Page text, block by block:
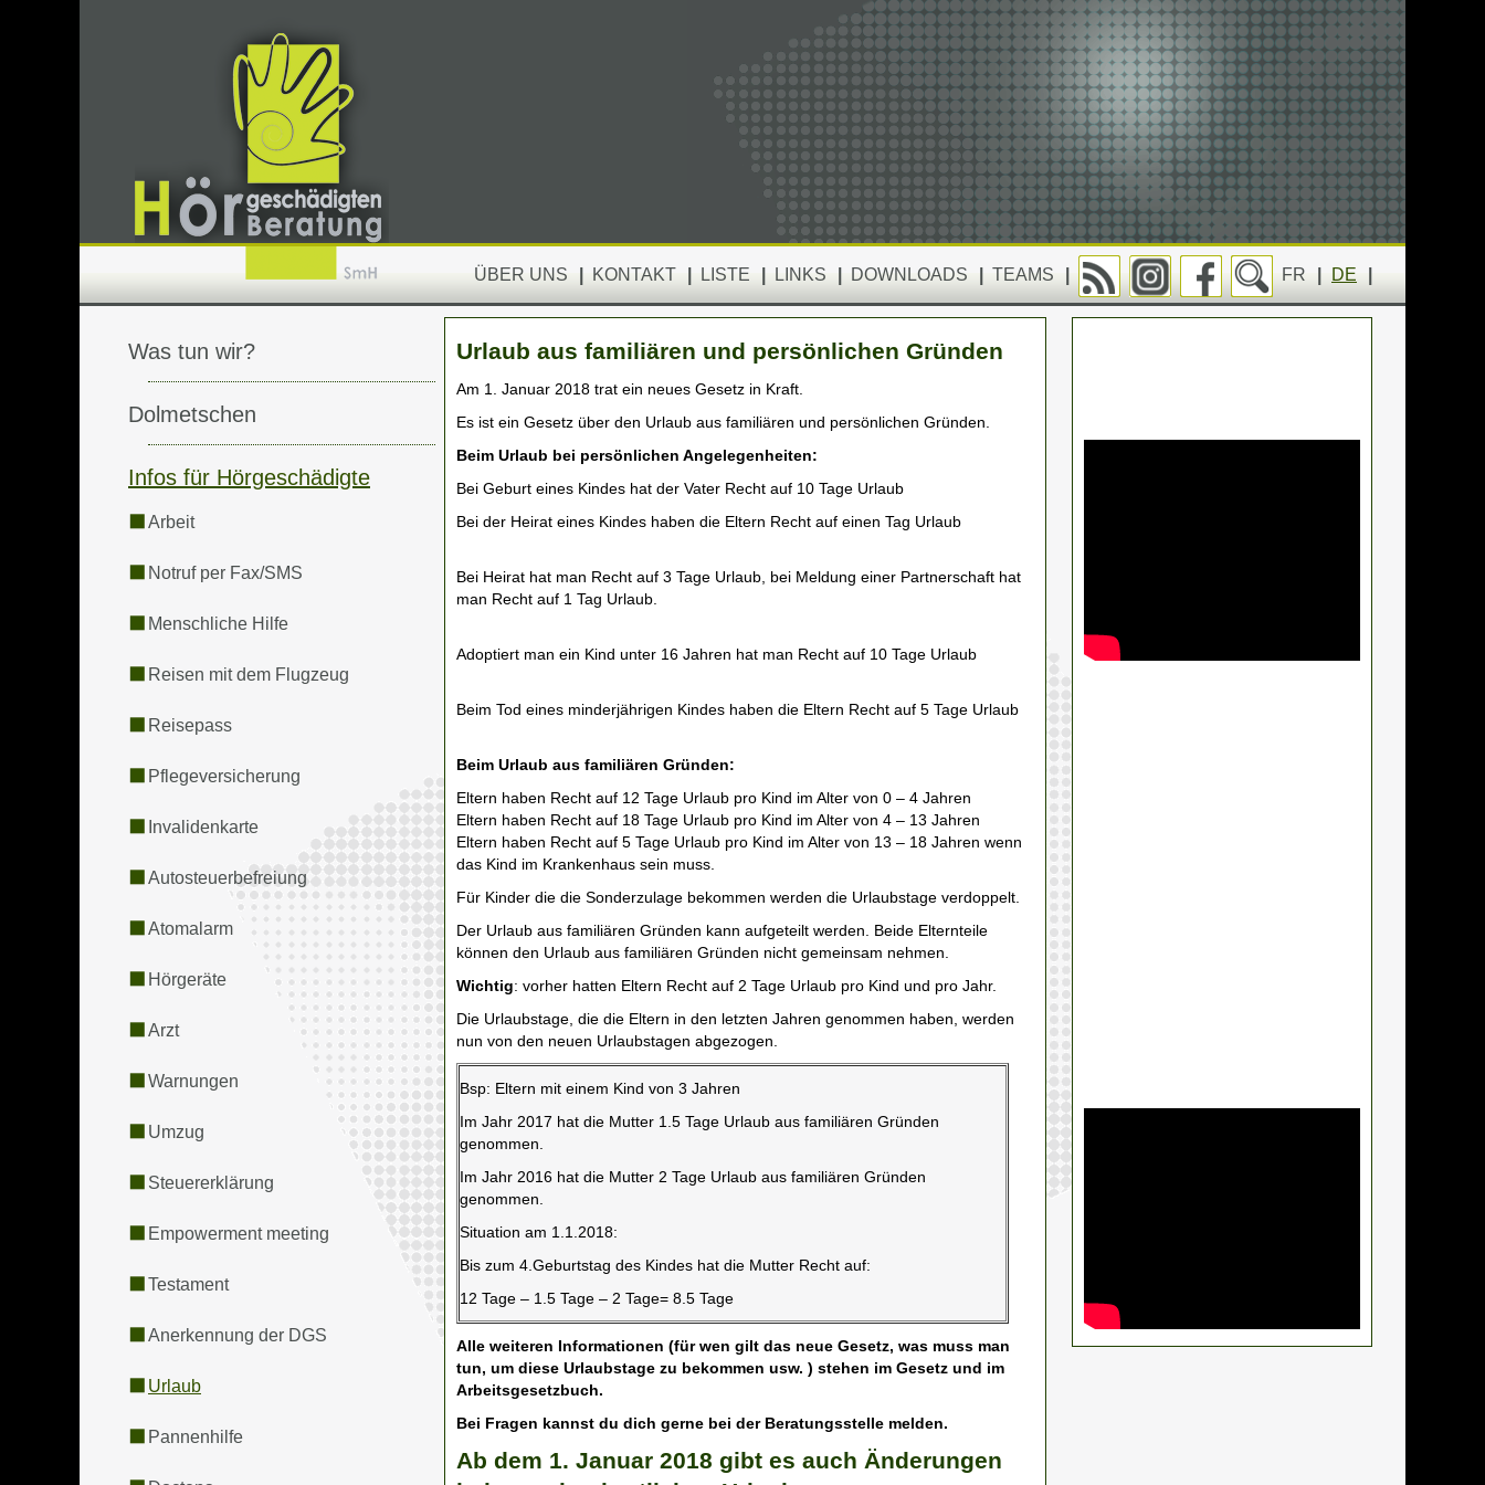
FR DE
ÜBER UNS KONTAKT LISTE LINKS DOWNLOADS TEAMS
Was tun wir?
Dolmetschen
Infos für Hörgeschädigte
Arbeit
Notruf per Fax/SMS
Menschliche Hilfe
Reisen mit dem Flugzeug
Reisepass
Pflegeversicherung
Invalidenkarte
Autosteuerbefreiung
Atomalarm
Hörgeräte
Arzt
Warnungen
Umzug
Steuererklärung
Empowerment meeting
Testament
Anerkennung der DGS
Urlaub
Pannenhilfe
Urlaub aus familiären und persönlichen Gründen
Am 1. Januar 2018 trat ein neues Gesetz in Kraft.
Es ist ein Gesetz über den Urlaub aus familiären und persönlichen Gründen.
Beim Urlaub bei persönlichen Angelegenheiten:
Bei Geburt eines Kindes hat der Vater Recht auf 10 Tage Urlaub
Bei der Heirat eines Kindes haben die Eltern Recht auf einen Tag Urlaub
Bei Heirat hat man Recht auf 3 Tage Urlaub, bei Meldung einer Partnerschaft hat
man Recht auf 1 Tag Urlaub.
Adoptiert man ein Kind unter 16 Jahren hat man Recht auf 10 Tage Urlaub
Beim Tod eines minderjährigen Kindes haben die Eltern Recht auf 5 Tage Urlaub
Beim Urlaub aus familiären Gründen:
Eltern haben Recht auf 12 Tage Urlaub pro Kind im Alter von 0 – 4 Jahren
Eltern haben Recht auf 18 Tage Urlaub pro Kind im Alter von 4 – 13 Jahren
Eltern haben Recht auf 5 Tage Urlaub pro Kind im Alter von 13 – 18 Jahren wenn
das Kind im Krankenhaus sein muss.
Für Kinder die die Sonderzulage bekommen werden die Urlaubstage verdoppelt.
Der Urlaub aus familiären Gründen kann aufgeteilt werden. Beide Elternteile
können den Urlaub aus familiären Gründen nicht gemeinsam nehmen.
Wichtig: vorher hatten Eltern Recht auf 2 Tage Urlaub pro Kind und pro Jahr.
Die Urlaubstage, die die Eltern in den letzten Jahren genommen haben, werden
nun von den neuen Urlaubstagen abgezogen.
Bsp: Eltern mit einem Kind von 3 Jahren
Im Jahr 2017 hat die Mutter 1.5 Tage Urlaub aus familiären Gründen
genommen.
Im Jahr 2016 hat die Mutter 2 Tage Urlaub aus familiären Gründen
genommen.
Situation am 1.1.2018:
Bis zum 4.Geburtstag des Kindes hat die Mutter Recht auf:
12 Tage – 1.5 Tage – 2 Tage= 8.5 Tage
Alle weiteren Informationen (für wen gilt das neue Gesetz, was muss man
tun, um diese Urlaubstage zu bekommen usw. ) stehen im Gesetz und im
Arbeitsgesetzbuch.
Bei Fragen kannst du dich gerne bei der Beratungsstelle melden.
Ab dem 1. Januar 2018 gibt es auch Änderungen